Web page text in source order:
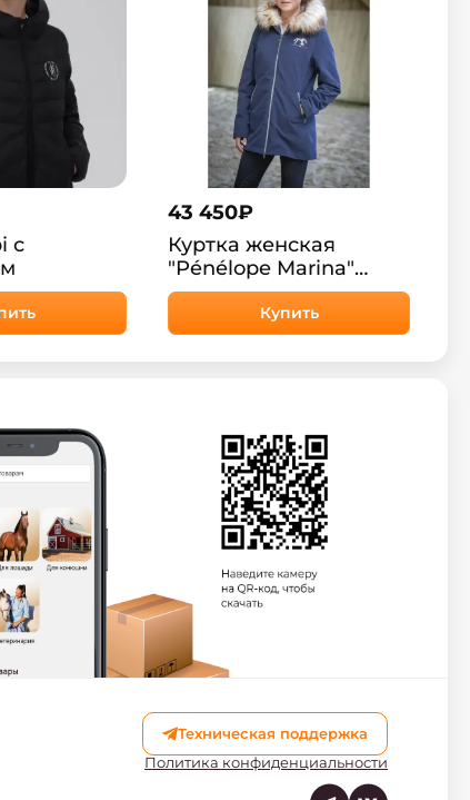
с
43 450₽
Куртка женская
"Pénélope Marina"
удлиненная, с
капюшоном, XS
Купить
Техническая поддержка
Политика конфиденциальности